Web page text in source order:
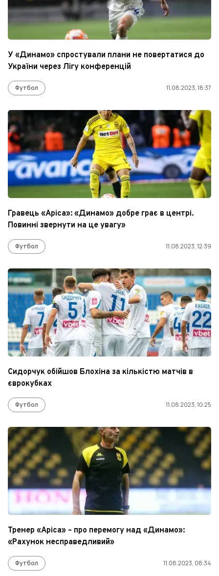
У «Динамо» спростували плани не повертатися до
України через Лігу конференцій
Футбол 11.08.2023, 18:37
Гравець «Аріса»: «Динамо» добре грає в центрі.
Повинні звернути на це увагу»
Футбол 11.08.2023, 12:39
Сидорчук обійшов Блохіна за кількістю матчів в
єврокубках
Футбол 11.08.2023, 10:25
Тренер «Аріса» – про перемогу над «Динамо»:
«Рахунок несправедливий»
Футбол 11.08.2023, 08:34